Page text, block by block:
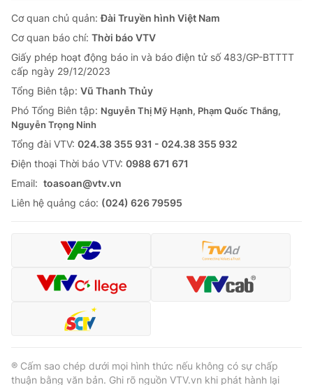
Cơ quan chủ quản:Đài Truyền hình Việt Nam
Cơ quan báo chí: Thời báo VTV
Giấy phép hoạt động báo in và báo điện tử số 483/GP-BTTTT
cấp ngày 29/12/2023
Tổng Biên tập: Vũ Thanh Thủy
Phó Tổng Biên tập: Nguyễn Thị Mỹ Hạnh, Phạm Quốc Thắng,
Nguyễn Trọng Ninh
Tổng đài VTV: 024.38 355 931 - 024.38 355 932
Ðiện thoại Thời báo VTV: 0988 671 671
Email: toasoan@vtv.vn
Liên hệ quảng cáo: (024) 626 79595
® Cấm sao chép dưới mọi hình thức nếu không có sự chấp
thuận bằng văn bản. Ghi rõ nguồn VTV.vn khi phát hành lại